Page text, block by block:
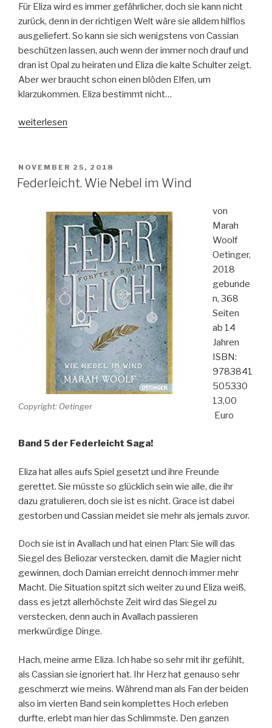
Für Eliza wird es immer gefährlicher, doch sie kann nicht
zurück, denn in der richtigen Welt wäre sie alldem hilflos
ausgeliefert. So kann sie sich wenigstens von Cassian
beschützen lassen, auch wenn der immer noch drauf und
dran ist Opal zu heiraten und Eliza die kalte Schulter zeigt.
Aber wer braucht schon einen blöden Elfen, um
klarzukommen. Eliza bestimmt nicht…
„Federleicht
Nebel
im
weiterlesen
VERÖFFENTLICHT
AM
NOVEMBER 25, 2018
Federleicht. Wie Nebel im Wind
Copyright: Oetinger
von
Marah
Woolf
Oetinger,
2018
gebunde
n, 368
Seiten
ab 14
Jahren
ISBN:
9783841
505330
13,00
Euro
Band 5 der Federleicht Saga!
Eliza hat alles aufs Spiel gesetzt und ihre Freunde
gerettet. Sie müsste so glücklich sein wie alle, die ihr
dazu gratulieren, doch sie ist es nicht. Grace ist dabei
gestorben und Cassian meidet sie mehr als jemals zuvor.
Doch sie ist in Avallach und hat einen Plan: Sie will das
Siegel des Beliozar verstecken, damit die Magier nicht
gewinnen, doch Damian erreicht dennoch immer mehr
Macht. Die Situation spitzt sich weiter zu und Eliza weiß,
dass es jetzt allerhöchste Zeit wird das Siegel zu
verstecken, denn auch in Avallach passieren
merkwürdige Dinge.
Hach, meine arme Eliza. Ich habe so sehr mit ihr gefühlt,
als Cassian sie ignoriert hat. Ihr Herz hat genauso sehr
geschmerzt wie meins. Während man als Fan der beiden
also im vierten Band sein komplettes Hoch erleben
durfte, erlebt man hier das Schlimmste. Den ganzen